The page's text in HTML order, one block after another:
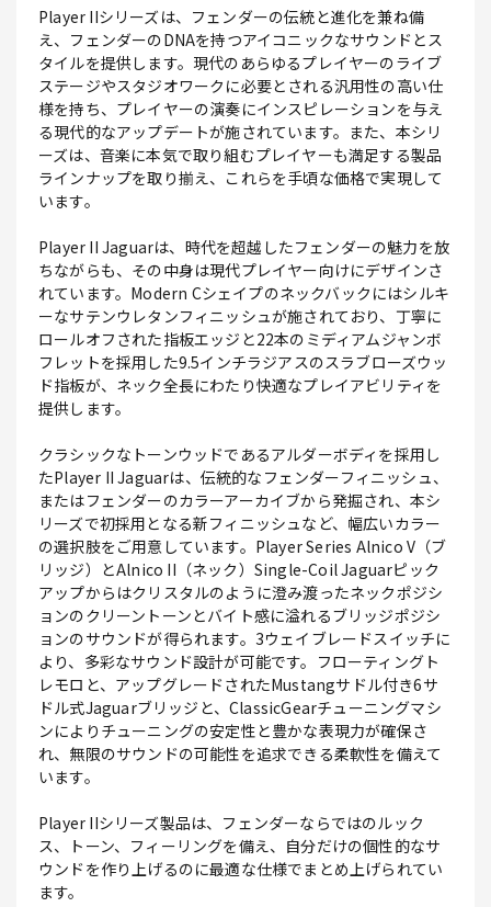
Player IIシリーズは、フェンダーの伝統と進化を兼ね備
え、フェンダーのDNAを持つアイコニックなサウンドとス
タイルを提供します。現代のあらゆるプレイヤーのライブ
ステージやスタジオワークに必要とされる汎用性の高い仕
様を持ち、プレイヤーの演奏にインスピレーションを与え
る現代的なアップデートが施されています。また、本シリ
ーズは、音楽に本気で取り組むプレイヤーも満足する製品
ラインナップを取り揃え、これらを手頃な価格で実現して
います。
Player II Jaguarは、時代を超越したフェンダーの魅力を放
ちながらも、その中身は現代プレイヤー向けにデザインさ
れています。Modern Cシェイプのネックバックにはシルキ
ーなサテンウレタンフィニッシュが施されており、丁寧に
ロールオフされた指板エッジと22本のミディアムジャンボ
フレットを採用した9.5インチラジアスのスラブローズウッ
ド指板が、ネック全長にわたり快適なプレイアビリティを
提供します。
クラシックなトーンウッドであるアルダーボディを採用し
たPlayer II Jaguarは、伝統的なフェンダーフィニッシュ、
またはフェンダーのカラーアーカイブから発掘され、本シ
リーズで初採用となる新フィニッシュなど、幅広いカラー
の選択肢をご用意しています。Player Series Alnico V（ブ
リッジ）とAlnico II（ネック）Single-Coil Jaguarピック
アップからはクリスタルのように澄み渡ったネックポジシ
ョンのクリーントーンとバイト感に溢れるブリッジポジシ
ョンのサウンドが得られます。3ウェイブレードスイッチに
より、多彩なサウンド設計が可能です。フローティングト
レモロと、アップグレードされたMustangサドル付き6サ
ドル式Jaguarブリッジと、ClassicGearチューニングマシ
ンによりチューニングの安定性と豊かな表現力が確保さ
れ、無限のサウンドの可能性を追求できる柔軟性を備えて
います。
Player IIシリーズ製品は、フェンダーならではのルック
ス、トーン、フィーリングを備え、自分だけの個性的なサ
ウンドを作り上げるのに最適な仕様でまとめ上げられてい
ます。